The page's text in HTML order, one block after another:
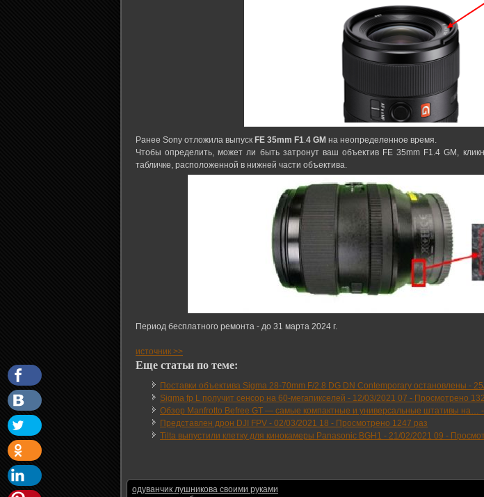
Ранее Sony отложила выпуск FE 35mm F1.4 GM на неопределенное время.
Чтобы определить, может ли быть затронут ваш объектив FE 35mm F1.4 GM,
табличке, расположенной в нижней части объектива.
Период бесплатного ремонта - до 31 марта 2024 г.
источник >>
Еще статьи по теме:
Поставки объектива Sigma 28-70mm F/2.8 DG DN Contemporary остановлены -
Sigma fp L получит сенсор на 60-мегапикселей - 12/03/2021 07 - Просмотрено
Обзор Manfrotto Befree GT — самые компактные и универсальные штативы на… -
Представлен дрон DJI FPV - 02/03/2021 18 - Просмотрено 1247 раз
Tilta выпустили клетку для кинокамеры Panasonic BGH1 - 21/02/2021 09 -
одуванчик лушникова своими руками